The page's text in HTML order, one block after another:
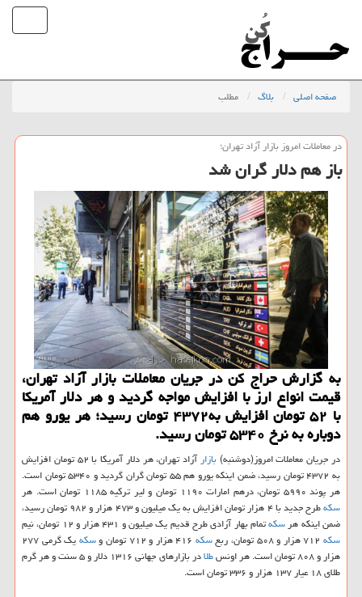
صفحه اصلی بلاگ مطلب
در معاملات امروز بازار آزاد تهران؛
باز هم دلار گران شد
به گزارش حراج كن در جریان معاملات بازار آزاد تهران،
قیمت انواع ارز با افزایش مواجه گردید و هر دلار آمریكا
با ۵۲ تومان افزایش به۴۳۷۲ تومان رسید؛ هر یورو هم
دوباره به نرخ ۵۳۴۰ تومان رسید.
در جریان معاملات امروز(دوشنبه)بازار
آزاد تهران، هر دلار آمریكا با ۵۲ تومان افزایش
به ۴۳۷۲ تومان رسید، ضمن اینكه یورو هم ۵۵ تومان گران گردید و ۵۳۴۰ تومان است.
هر پوند ۵۹۹۰ تومان، درهم امارات ۱۱۹۰ تومان و لیر تركیه ۱۱۸۵ تومان است. هر
سكه
طرح جدید با ۴ هزار تومان افزایش به یك میلیون و ۴۷۳ هزار و ۹۸۲ تومان رسید،
ضمن اینكه هرسكهتمام بهار آزادی طرح قدیم یك میلیون و ۴۳۱ هزار و ۱۲ تومان، نیم
سكه۷۱۲ هزار و ۵۰۸ تومان، ربع سكه سكه
یك گرمی ۲۷۷
هزار و ۸۰۸ تومان است. هر اونس
طلا
در بازارهای جهانی ۱۳۱۶ دلار و ۵ سنت و هر گرم
طلای ۱۸ عیار ۱۳۷ هزار و ۳۳۶ تومان است.